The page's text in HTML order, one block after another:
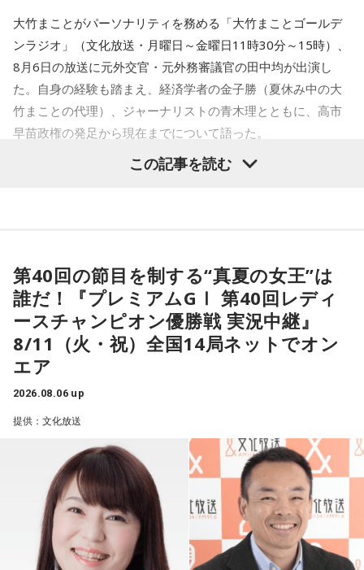
を大きく上回る動員を記録した。
そして2025年秋には巨匠ドン・マレーをエンジニアに迎えた
LAレコーディングによる3rdアルバム『“Organic” feat. LA
Strings』をリリース。続いておこなわれたツアーも大盛況の
うちに幕を閉じた。続く2026年は台北、ソウルで初の海外公
演を開催。大熱狂の観客はワールドワイドの人気を裏付ける
ごと / Natsudaidai / 名無し之太郎 / Nape / ねぎ塩豚丼 /
No.MEN / PAIL OUT / パキルカ / ハク。 / バチカン市国に愛
されたい / PULPS / 板歯目 / ひおり / 日乃まそら / Viewtrade
/ First Love is Never Returned / フジタカコ / Black petrol /
Fluffy / BlueVeil / Baby Canta / BESPER / berry meet /
HONEBONE / MĀRAJAQK / まおた / maya twiggy / めっちゃ
美人 / メリクレット / 望月ヒナタ / 山合圭吾 / 山本大斗 / 吉凶
10/12(月・祝) 出演
ao / 青木陽菜 / ELEVEN OCEAN / インタールード / V;error /
汐れいら / aint lindy / Esteban / Ettone / ENEMY FLECK /
えんぷてい / o_all / All I Clacks / OSHIKIKEIGO / OddRe: / お
風呂と街灯 / カドマチ / 上川周平とじゃがいもフィルハーモ
Guiano / Ku:ui / kurage / クレイジーウォウウォ!! / Groggy-
Froggy / #KTCHAN / KEPURA / 声にならないよ / Cosmic
Mauve / こたに / THE・ステレオギャング / 最強マンボウ修
羅ぼうや / サウルス / Sakurashimeji / THE CLOCKWISE / 笹
川真生 / さちかぜあきの / 砂月凜々香 / さとう。 / sanetii /
ざらばんし / THE ALTO / The_eek / JIJIM / シベリアンハス
キー / 寿理 / XinU / zoo zoo sea / STRAWDAY / すなお / スラ
ンプガール / sorato(band) / DURDN / 多次元制御機構よだか
ステーキ
9．今一番欲しいものは？
夏服
10．野球以外での「こだわり」はありますか？
います。大学進学ではなくプロの道を志した理由を、教えて
いただけますか？ また、高校時代に学んだことでプロの世
界でも役立っていることがあれば教えてください。
プロ野球という最高峰の環境でプレーしたかったので、高卒
でのプロを目指して入学しました。
川和高校野球部監督の平野先生に週一回コメントを貰ってい
役立っています。
13．入団テストでは1球ごとに『今の球はどうでしたか？』
と確認していたそうですが、
プロに入って、自分の感覚と実
際のデータがいちばん違っていた球はありますか？
ストレート（自分が思っていたより空振りが取れる球質をし
ていました）
大竹まことがパーソナリティを務める「大竹まことゴールデ
ンラジオ」（文化放送・月曜日～金曜日11時30分～15時）、
8月6日の放送に元外交官・元外務審議官の田中均が出演し
た。自身の経験も踏まえ、経済学者の金子勝（夏休み中の大
竹まことの代理）、ジャーナリストの青木理とともに、高市
早苗政権の発足から現在までについて語った。
「（前回の田中均の出演が）9ヶ月前。高市早苗政権が
済にとって相当なダメージがあるんじゃないか、という気が
してなりません。特に政治というか統治の手法というか。要
するに国を治めるとき、過去の総理大臣って特に昔は派閥の
長、外務大臣、大蔵大臣を務めた人がなって。総理大臣に就
いたときに基本的な事項の知識は相当、あったわけです。知
識があることが総理大臣の条件だとは言いません。でもそれ
のない人がなったなら、もう少し人の話を聴くべきではない
「初の女性総理で、近年多かった世襲でもない。外務大
臣や財務大臣の経験もない。裏を返せば旧来型の政治の文脈
の中とは違うかたちで出てきたと。肯定的にとらえている人
も多いと思うんです。ただ外交の話でいうと、ずいぶん前の
話ですが、例の『台湾有事は存立危機事態だ』発言で中国と
この記事を読む
第40回の節目を制する“真夏の女王”は
誰だ！『プレミアムGⅠ 第40回レディ
ースチャンピオン優勝戦 実況中継』
8/11（火・祝）全国14局ネットでオン
エア
2026.08.06 up
提供：文化放送